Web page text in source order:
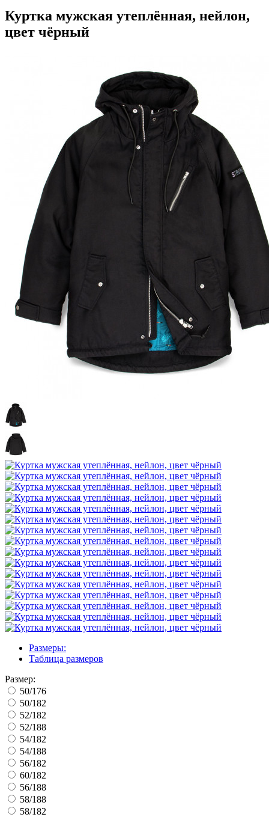
Куртка мужская утеплённая, нейлон,
цвет чёрный
Размеры:
Таблица размеров
Размер:
50/176
50/182
52/182
52/188
54/182
54/188
56/182
60/182
56/188
58/188
58/182